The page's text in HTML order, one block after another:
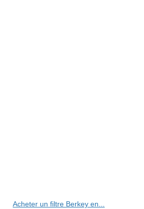
Acheter un filtre Berkey en...